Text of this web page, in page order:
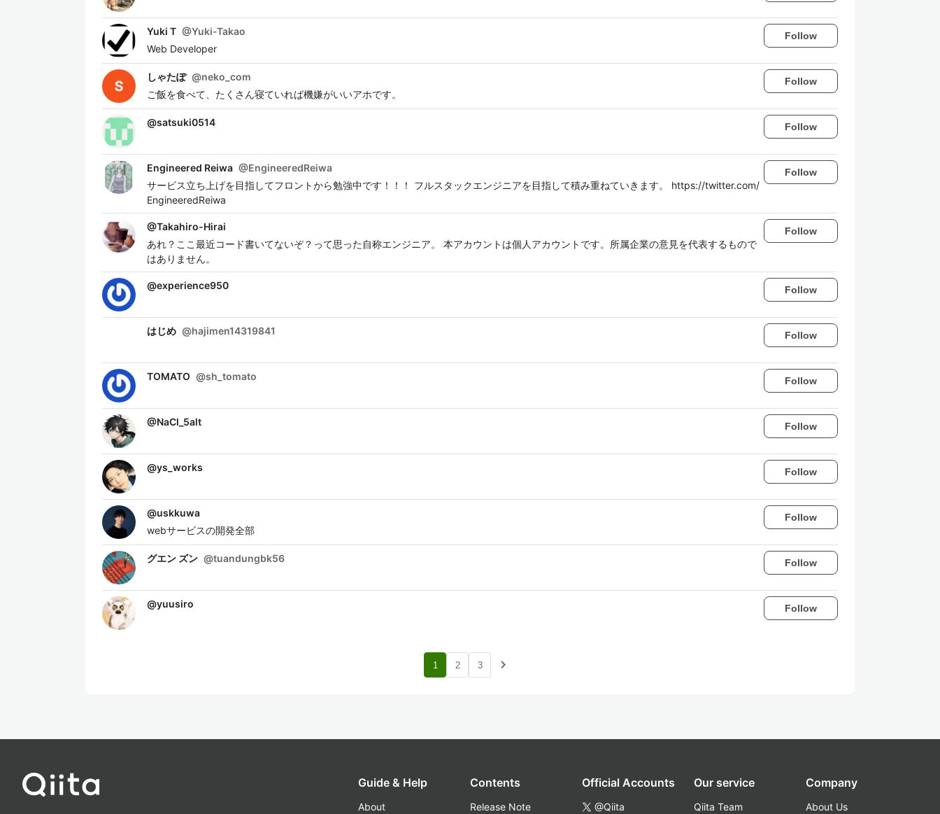
Yuki T @Yuki-Takao
Web Developer
Follow
しゃたぽ @neko_com
ご飯を食べて、たくさん寝ていれば機嫌がいいアホです。
Follow
@satsuki0514 Follow
Engineered Reiwa @EngineeredReiwa
サービス立ち上げを目指してフロントから勉強中です！！！ フルスタックエンジニアを目指して積み重ねていきます。 https://twitter.com/
EngineeredReiwa
Follow
@Takahiro-Hirai
あれ？ここ最近コード書いてないぞ？って思った自称エンジニア。 本アカウントは個人アカウントです。所属企業の意見を代表するもので
はありません。
Follow
@experience950 Follow
はじめ @hajimen14319841 Follow
TOMATO @sh_tomato Follow
@NaCl_5alt Follow
@ys_works Follow
@uskkuwa
webサービスの開発全部
Follow
グエン ズン @tuandungbk56 Follow
@yuusiro Follow
1 2 3 navigate_next
Guide & Help
About
Contents
Release Note
Official Accounts
@Qiita
Our service
Qiita Team
Company
About Us